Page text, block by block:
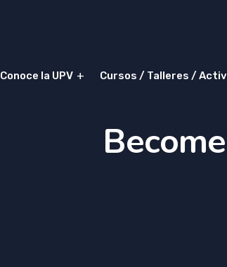
Conoce la UPV Cursos / Talleres /